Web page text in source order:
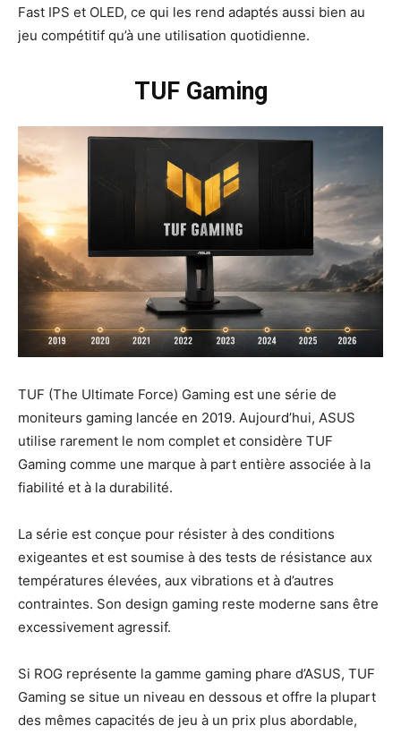
Fast IPS et OLED, ce qui les rend adaptés aussi bien au
jeu compétitif qu’à une utilisation quotidienne.
TUF Gaming
TUF (The Ultimate Force) Gaming est une série de
moniteurs gaming lancée en 2019. Aujourd’hui, ASUS
utilise rarement le nom complet et considère TUF
Gaming comme une marque à part entière associée à la
fiabilité et à la durabilité.
La série est conçue pour résister à des conditions
exigeantes et est soumise à des tests de résistance aux
températures élevées, aux vibrations et à d’autres
contraintes. Son design gaming reste moderne sans être
excessivement agressif.
Si ROG représente la gamme gaming phare d’ASUS, TUF
Gaming se situe un niveau en dessous et offre la plupart
des mêmes capacités de jeu à un prix plus abordable,